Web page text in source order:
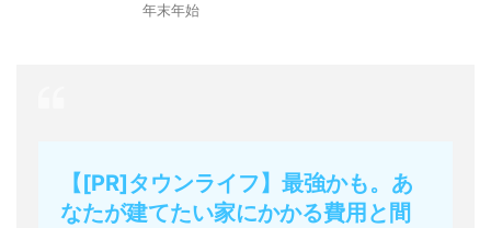
年末年始
【[PR]タウンライフ】最強かも。あ
なたが建てたい家にかかる費用と間